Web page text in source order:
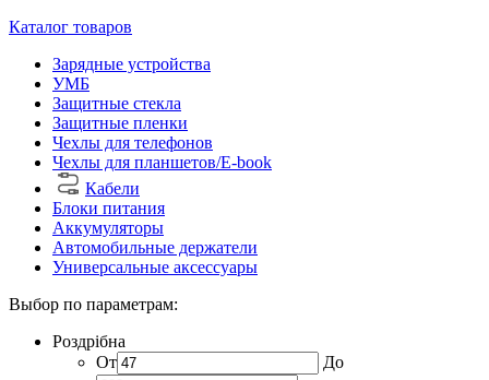
Каталог товаров
Зарядные устройства
УМБ
Защитные стекла
Защитные пленки
Чехлы для телефонов
Чехлы для планшетов/E-book
Кабели
Блоки питания
Аккумуляторы
Автомобильные держатели
Универсальные аксессуары
Выбор по параметрам:
Роздрібна
От
До